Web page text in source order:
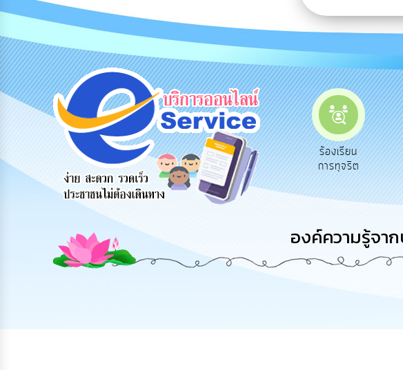
สายด่วนผู้
บริหาร
รับฟังความ
คิดเห็น
ประชาชน
ร้องเรียน
ร้องทุกข์
ร้องเรียน
การทุจริต
องค์ความรู้จา